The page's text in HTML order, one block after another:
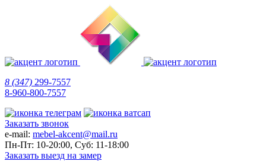
8 (347) 299-7557
8-960-800-7557
Заказать звонок
e-mail: mebel-akcent@mail.ru
Пн-Пт: 10-20:00, Суб: 11-18:00
Заказать выезд на замер